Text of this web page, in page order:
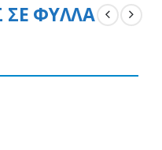
ΣΕ ΦΥΛΛΑ